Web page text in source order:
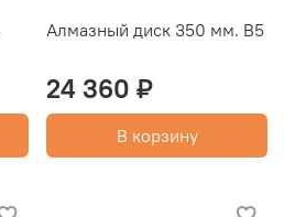
Алмазный диск 350 мм. В5
24 360 ₽
В корзину